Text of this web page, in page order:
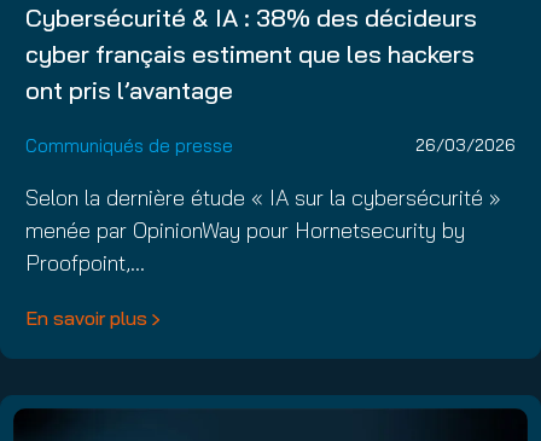
Cybersécurité & IA : 38% des décideurs
cyber français estiment que les hackers
ont pris l’avantage
Communiqués de presse 26/03/2026
Selon la dernière étude « IA sur la cybersécurité »
menée par OpinionWay pour Hornetsecurity by
Proofpoint,…
En savoir plus